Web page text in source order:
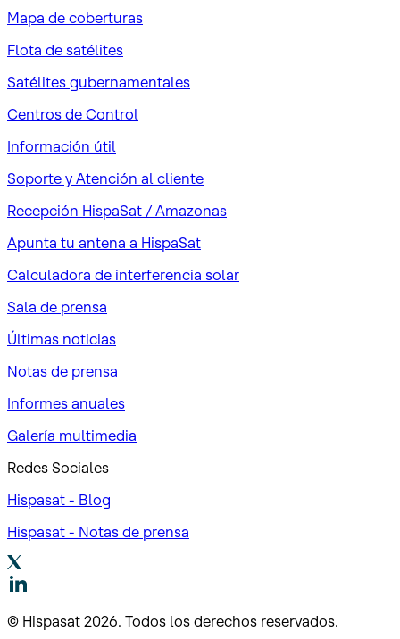
Mapa de coberturas
Flota de satélites
Satélites gubernamentales
Centros de Control
Información útil
Soporte y Atención al cliente
Recepción HispaSat / Amazonas
Apunta tu antena a HispaSat
Calculadora de interferencia solar
Sala de prensa
Últimas noticias
Notas de prensa
Informes anuales
Galería multimedia
Redes Sociales
Hispasat - Blog
Hispasat - Notas de prensa
© Hispasat 2026. Todos los derechos reservados.